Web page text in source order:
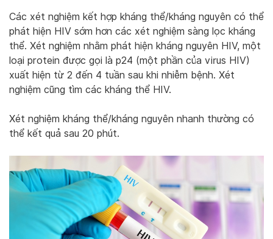
Các xét nghiệm kết hợp kháng thể/kháng nguyên có thể
phát hiện HIV sớm hơn các xét nghiệm sàng lọc kháng
thể. Xét nghiệm nhằm phát hiện kháng nguyên HIV, một
loại protein được gọi là p24 (một phần của virus HIV)
xuất hiện từ 2 đến 4 tuần sau khi nhiễm bệnh. Xét
nghiệm cũng tìm các kháng thể HIV.
Xét nghiệm kháng thể/kháng nguyên nhanh thường có
thể kết quả sau 20 phút.